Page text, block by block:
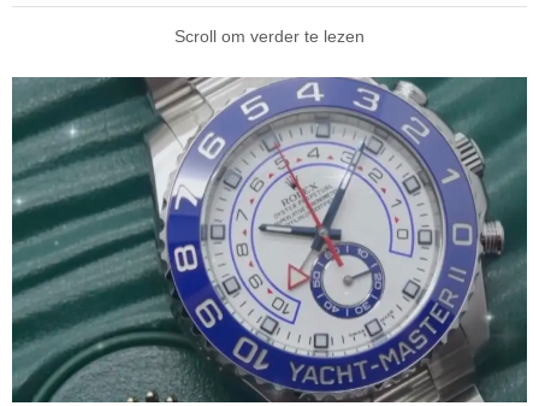
Scroll om verder te lezen